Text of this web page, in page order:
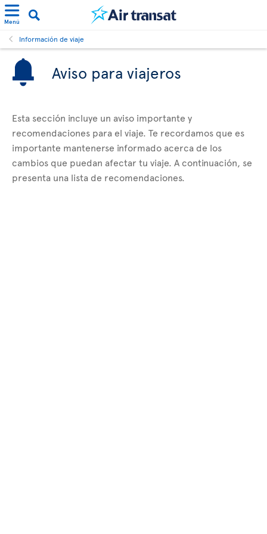
Menú
Información de viaje
Aviso para viajeros
Esta sección incluye un aviso importante y
recomendaciones para el viaje. Te recordamos que es
importante mantenerse informado acerca de los
cambios que puedan afectar tu viaje. A continuación, se
presenta una lista de recomendaciones.